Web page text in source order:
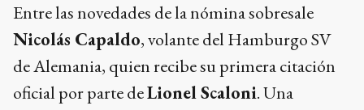
Entre las novedades de la nómina sobresale
Nicolás Capaldo, volante del Hamburgo SV
de Alemania, quien recibe su primera citación
oficial por parte deLionel Scaloni. Una